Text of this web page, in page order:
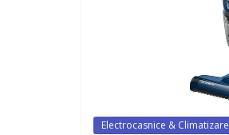
Electrocasnice & Climatizare